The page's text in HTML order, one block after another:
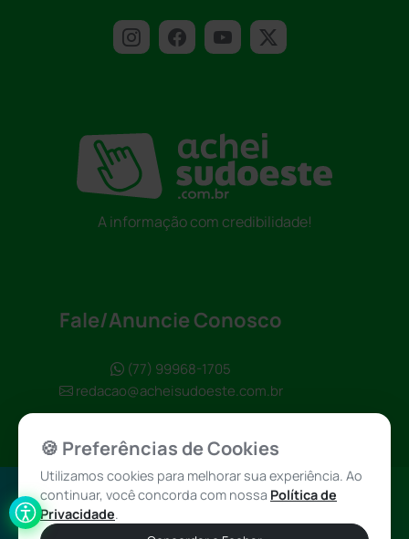
A informação com credibilidade!
Fale/Anuncie Conosco
(77) 99968-1705
redacao@acheisudoeste.com.br
Política de
Privacidade
Achei Sudoeste
© 2026 - Todos
🍪 Preferências de Cookies
Utilizamos cookies para melhorar sua experiência. Ao
continuar, você concorda com nossa Política de
Privacidade.